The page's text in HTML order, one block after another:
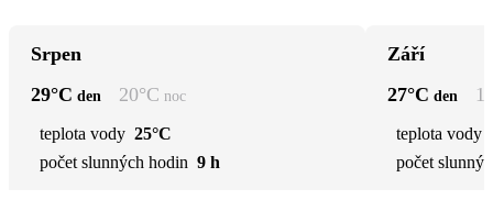
Srpen
29°C den 20°C noc
teplota vody 25°C
počet slunných hodin 9 h
Září
27°C den
teplota vody
počet